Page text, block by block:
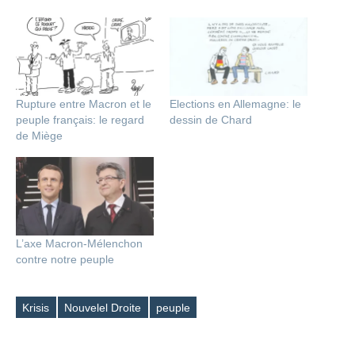
Rupture entre Macron et le
peuple français: le regard
de Miège
Elections en Allemagne: le
dessin de Chard
L’axe Macron-Mélenchon
contre notre peuple
Étiquettes
Krisis Nouvelel Droite peuple